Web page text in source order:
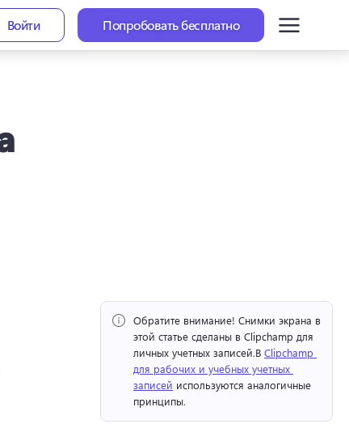
Войти Попробовать бесплатно
Обратите внимание! Снимки экрана в
этой статье сделаны в Clipchamp для
личных учетных записей.В Clipchamp
для рабочих и учебных учетных
записей используются аналогичные
принципы.